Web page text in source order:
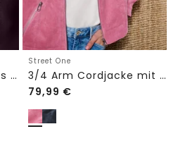
Cardigan mit Rundhals und Knöpfen
Street One
3/4 Arm Cordjacke mit Hemdkragen
79,99 €